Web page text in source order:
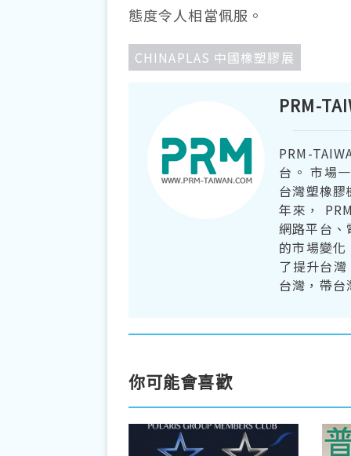
態度令人相當佩服。
CHINAPLAS 中國橡塑膠展
PRM-
PRM-
台。 市場
台灣塑橡
年來，
網路平台
的市場變
了提升台
台灣，帶
你可能會喜歡